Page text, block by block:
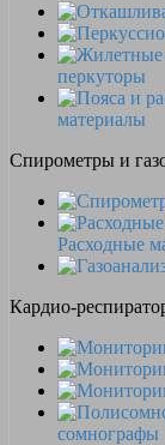
перкуторы
материалы
Спирометры и
Расходные
Кардио-
сомнографы